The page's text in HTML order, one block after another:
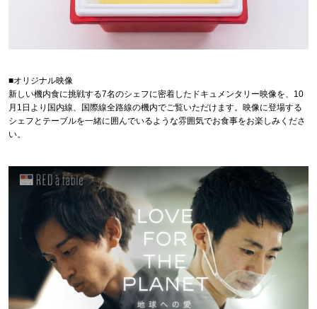
■オリジナル映像
新しい機内食に挑戦する7名のシェフに密着したドキュメンタリー映像を、10
月1日より国内線、国際線全路線の機内でご覧いただけます。映像に登場する
シェフとテーブルを一緒に囲んでいるような雰囲気でお食事をお楽しみくださ
い。